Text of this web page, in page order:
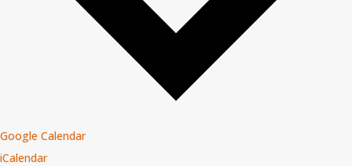
Google Calendar
iCalendar